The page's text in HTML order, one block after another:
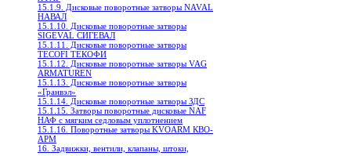
15.1.9. Дисковые поворотные затворы NAVAL
НАВАЛ
15.1.10. Дисковые поворотные затворы
SIGEVAL СИГЕВАЛ
15.1.11. Дисковые поворотные затворы
TECOFI ТЕКОФИ
15.1.12. Дисковые поворотные затворы VAG
ARMATUREN
15.1.13. Дисковые поворотные затворы
«Гранвэл»
15.1.14. Дисковые поворотные затворы ЗДС
15.1.15. Затворы поворотные дисковые NAF
НАФ с мягким седловым уплотнением
15.1.16. Поворотные затворы KVOARM КВО-
АРМ
16. Задвижки, вентили, клапаны, штоки,